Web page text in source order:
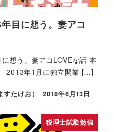
目に想う。妻アコ
想う。妻アコLOVEな話 本
2013年1月に独立開業 […]
たけお） 2018年6月13日
税理士試験勉強